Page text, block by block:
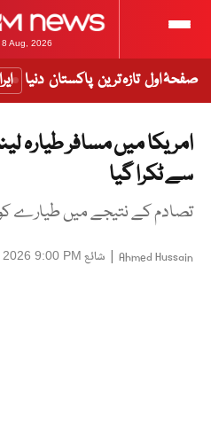
8 Aug, 2026
صفحۂ اول تازہ ترین پاکستان دنیا
امریکا میں مسافر طیارہ
سے ٹکرا گیا
تصادم کے نتیجے میں طیارے
Ahmed Hussain
| شائع 9:00 PM